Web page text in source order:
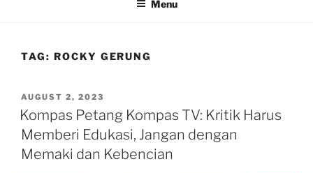
Menu
TAG: ROCKY GERUNG
POSTED
ON
AUGUST 2, 2023
Kompas Petang Kompas TV: Kritik Harus
Memberi Edukasi, Jangan dengan
Memaki dan Kebencian